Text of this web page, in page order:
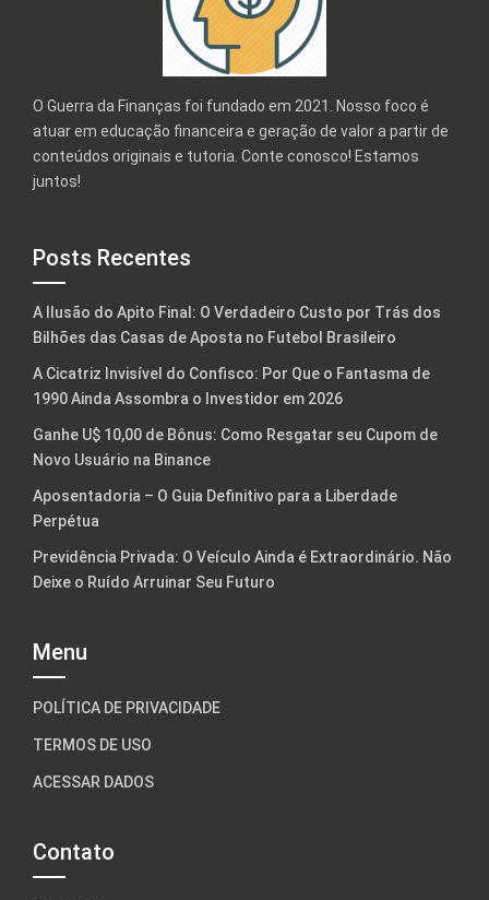
O Guerra da Finanças foi fundado em 2021. Nosso foco é
atuar em educação financeira e geração de valor a partir de
conteúdos originais e tutoria. Conte conosco! Estamos
juntos!
Posts Recentes
A Ilusão do Apito Final: O Verdadeiro Custo por Trás dos
Bilhões das Casas de Aposta no Futebol Brasileiro
A Cicatriz Invisível do Confisco: Por Que o Fantasma de
1990 Ainda Assombra o Investidor em 2026
Ganhe U$ 10,00 de Bônus: Como Resgatar seu Cupom de
Novo Usuário na Binance
Aposentadoria – O Guia Definitivo para a Liberdade
Perpétua
Previdência Privada: O Veículo Ainda é Extraordinário. Não
Deixe o Ruído Arruinar Seu Futuro
Menu
POLÍTICA DE PRIVACIDADE
TERMOS DE USO
ACESSAR DADOS
Contato